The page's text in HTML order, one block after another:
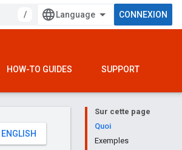
/ CONNEXION
HOW-TO GUIDES SUPPORT
Sur cette page
Quoi
Exemples